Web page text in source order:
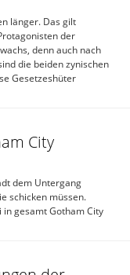
länger. Das gilt
der
denn auch nach
die beiden zynischen
Gesetzeshüter
City
dem Untergang
schicken müssen.
gesamt Gotham City